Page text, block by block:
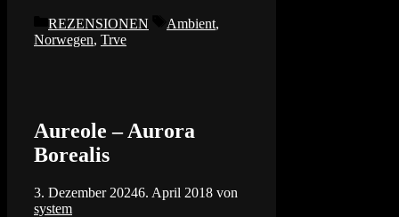
Kategorien
REZENSIONEN Schlagwörter
Ambient,
Norwegen, Trve
Aureole – Aurora
Borealis
3. Dezember 20246. April 2018 von
system